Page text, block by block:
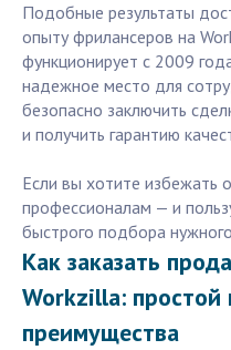
Подобные результаты
опыту фрилансеров на
функционирует с 2009
надежное место для
безопасно заключить
и получить гарантию
Если вы хотите избежать
профессионалам — и
быстрого подбора
Как заказать
Workzilla: простой
преимущества